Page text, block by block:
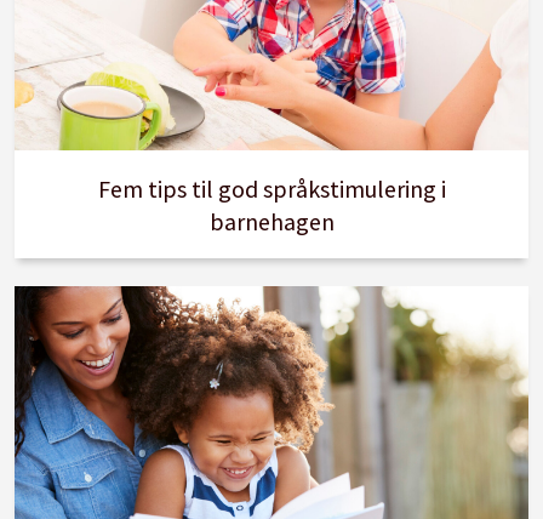
Fem tips til god språkstimulering i
barnehagen